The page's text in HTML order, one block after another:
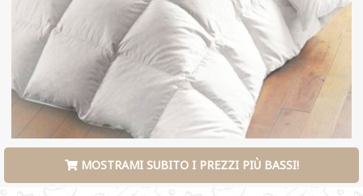
MOSTRAMI SUBITO I PREZZI PIÙ BASSI!